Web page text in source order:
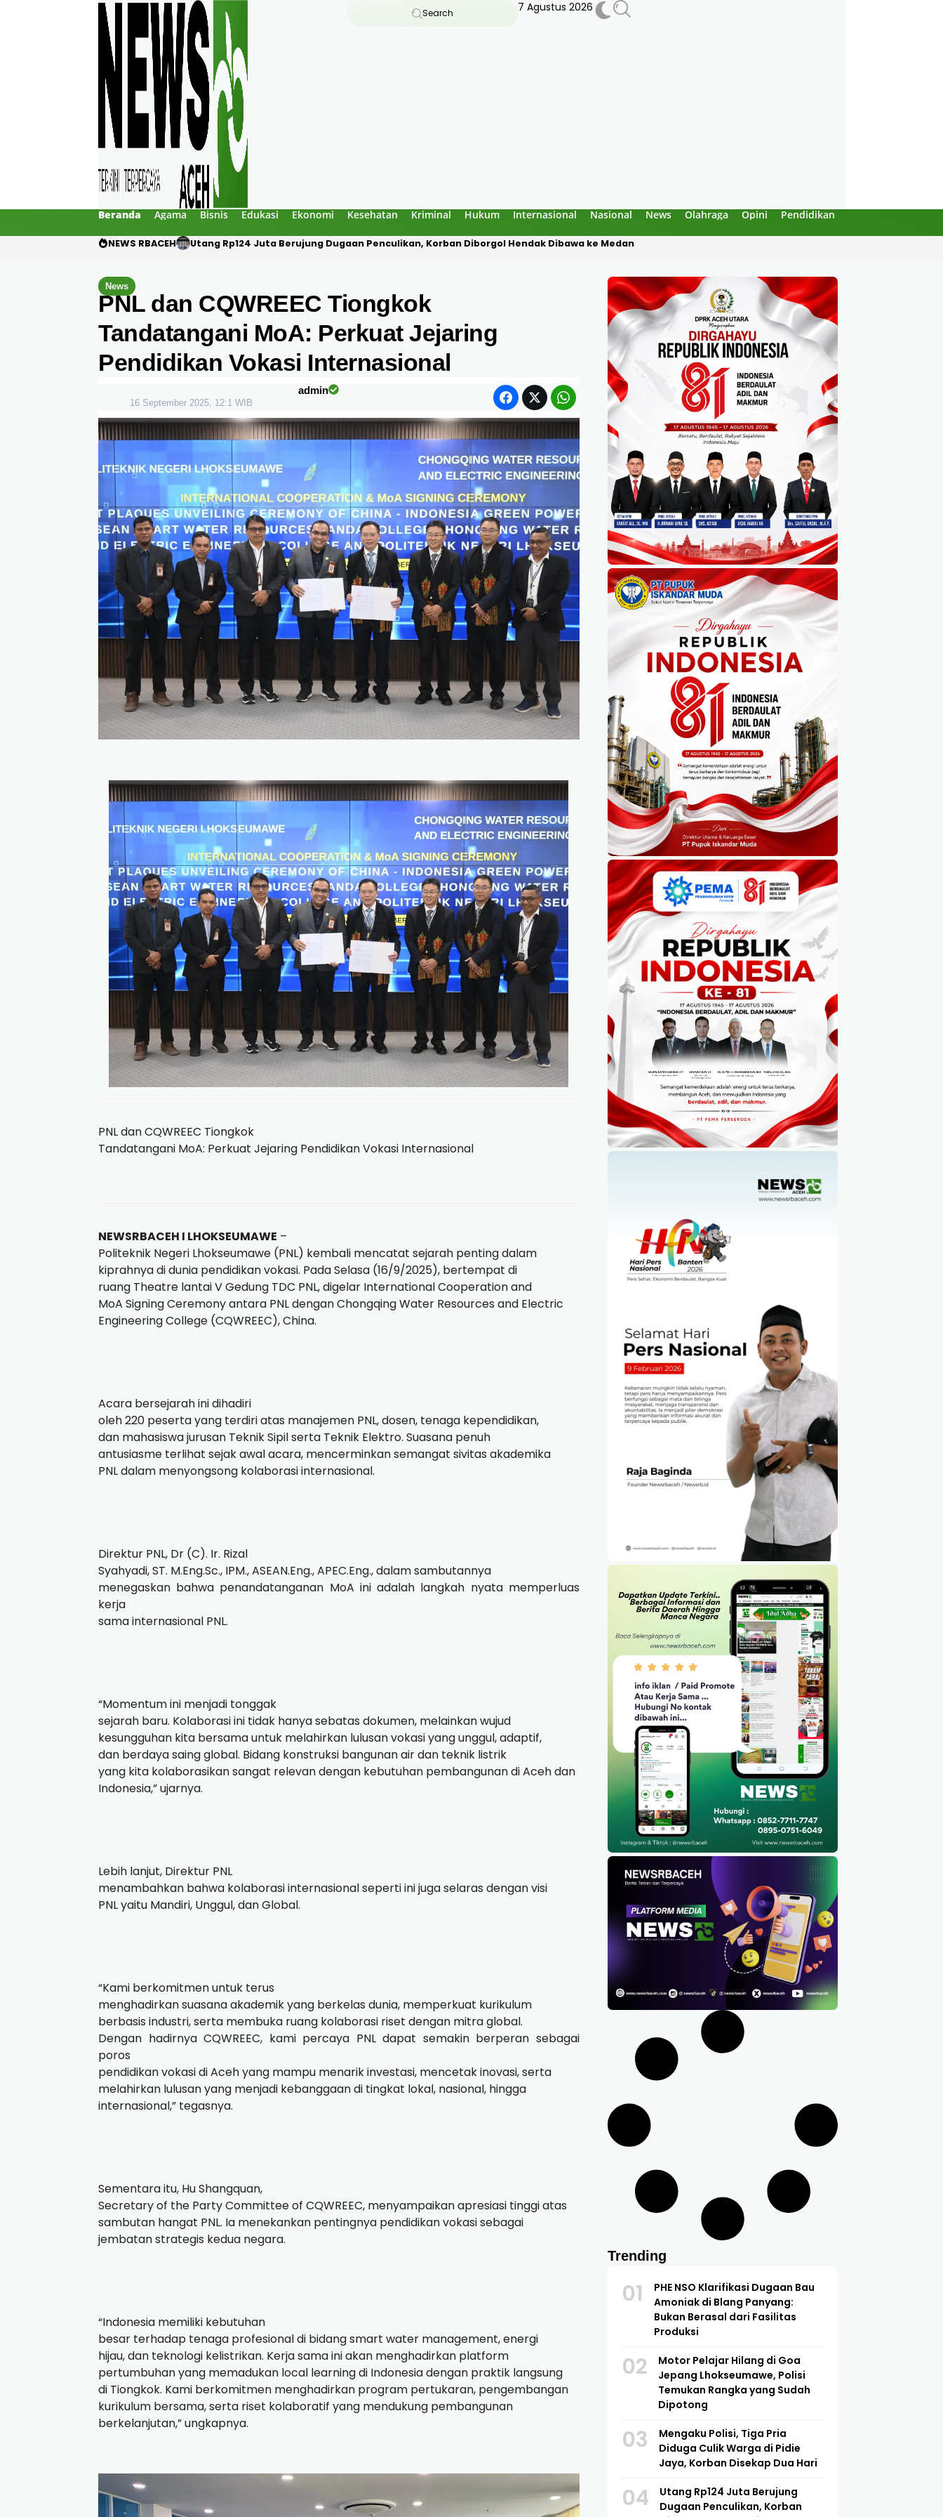
Search 7 Agustus 2026
Beranda Agama Bisnis Edukasi Ekonomi Kesehatan Kriminal Hukum Internasional Nasional News Olahraga Opini Pendidikan
NEWS RBACEH Utang Rp124 Juta Berujung Dugaan Penculikan, Korban Diborgol Hendak Dibawa ke Medan
News
PNL dan CQWREEC Tiongkok
Tandatangani MoA: Perkuat Jejaring
Pendidikan Vokasi Internasional
admin
16 September 2025, 12:1 WIB
PNL dan CQWREEC Tiongkok
Tandatangani MoA: Perkuat Jejaring Pendidikan Vokasi Internasional
NEWSRBACEH I LHOKSEUMAWE –
Politeknik Negeri Lhokseumawe (PNL) kembali mencatat sejarah penting dalam
kiprahnya di dunia pendidikan vokasi. Pada Selasa (16/9/2025), bertempat di
ruang Theatre lantai V Gedung TDC PNL, digelar International Cooperation and
MoA Signing Ceremony antara PNL dengan Chongqing Water Resources and Electric
Engineering College (CQWREEC), China.
Acara bersejarah ini dihadiri
oleh 220 peserta yang terdiri atas manajemen PNL, dosen, tenaga kependidikan,
dan mahasiswa jurusan Teknik Sipil serta Teknik Elektro. Suasana penuh
antusiasme terlihat sejak awal acara, mencerminkan semangat sivitas akademika
PNL dalam menyongsong kolaborasi internasional.
Direktur PNL, Dr (C). Ir. Rizal
Syahyadi, ST. M.Eng.Sc., IPM., ASEAN.Eng., APEC.Eng., dalam sambutannya
menegaskan bahwa penandatanganan MoA ini adalah langkah nyata memperluas
kerja
sama internasional PNL.
“Momentum ini menjadi tonggak
sejarah baru. Kolaborasi ini tidak hanya sebatas dokumen, melainkan wujud
kesungguhan kita bersama untuk melahirkan lulusan vokasi yang unggul, adaptif,
dan berdaya saing global. Bidang konstruksi bangunan air dan teknik listrik
yang kita kolaborasikan sangat relevan dengan kebutuhan pembangunan di Aceh dan
Indonesia,” ujarnya.
Lebih lanjut, Direktur PNL
menambahkan bahwa kolaborasi internasional seperti ini juga selaras dengan visi
PNL yaitu Mandiri, Unggul, dan Global.
“Kami berkomitmen untuk terus
menghadirkan suasana akademik yang berkelas dunia, memperkuat kurikulum
berbasis industri, serta membuka ruang kolaborasi riset dengan mitra global.
Dengan hadirnya CQWREEC, kami percaya PNL dapat semakin berperan sebagai
poros
pendidikan vokasi di Aceh yang mampu menarik investasi, mencetak inovasi, serta
melahirkan lulusan yang menjadi kebanggaan di tingkat lokal, nasional, hingga
internasional,” tegasnya.
Sementara itu, Hu Shangquan,
Secretary of the Party Committee of CQWREEC, menyampaikan apresiasi tinggi atas
sambutan hangat PNL. Ia menekankan pentingnya pendidikan vokasi sebagai
jembatan strategis kedua negara.
“Indonesia memiliki kebutuhan
besar terhadap tenaga profesional di bidang smart water management, energi
hijau, dan teknologi kelistrikan. Kerja sama ini akan menghadirkan platform
pertumbuhan yang memadukan local learning di Indonesia dengan praktik langsung
di Tiongkok. Kami berkomitmen menghadirkan program pertukaran, pengembangan
kurikulum bersama, serta riset kolaboratif yang mendukung pembangunan
berkelanjutan,” ungkapnya.
Trending
01
PHE NSO Klarifikasi Dugaan Bau
Amoniak di Blang Panyang:
Bukan Berasal dari Fasilitas
Produksi
02
Motor Pelajar Hilang di Goa
Jepang Lhokseumawe, Polisi
Temukan Rangka yang Sudah
Dipotong
03
Mengaku Polisi, Tiga Pria
Diduga Culik Warga di Pidie
Jaya, Korban Disekap Dua Hari
04
Utang Rp124 Juta Berujung
Dugaan Penculikan, Korban